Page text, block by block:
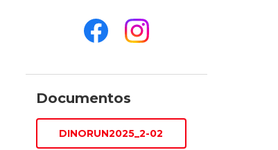
Documentos
DINORUN2025_2-02